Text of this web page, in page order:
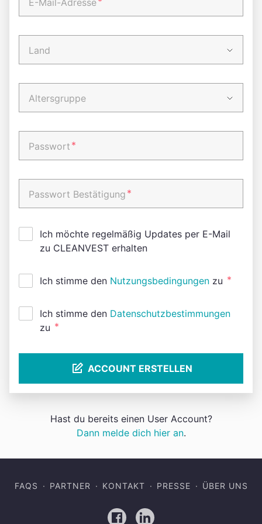
E-Mail-Adresse
Land
Altersgruppe
Passwort *
Passwort Bestätigung *
Ich möchte regelmäßig Updates per E-Mail
zu CLEANVEST erhalten
Ich stimme den Nutzungsbedingungen zu *
Ich stimme den Datenschutzbestimmungen
zu *
ACCOUNT ERSTELLEN
Hast du bereits einen User Account?
Dann melde dich hier an.
FAQS PARTNER KONTAKT PRESSE ÜBER UNS